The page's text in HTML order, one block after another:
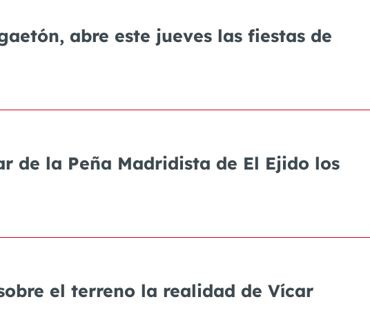
abre este jueves las fiestas de
de la Peña Madridista de El Ejido los
el terreno la realidad de Vícar